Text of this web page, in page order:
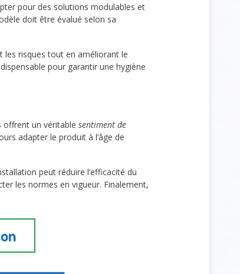
pour des solutions modulables et
doit être évalué selon sa
les risques tout en améliorant le
pour garantir une hygiène
offrent un véritable sentiment de
adapter le produit à l’âge de
peut réduire l’efficacité du
les normes en vigueur. Finalement,